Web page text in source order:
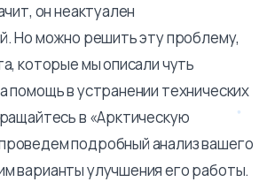
он неактуален
Но можно решить эту проблему,
которые мы описали чуть
помощь в устранении технических
в «Арктическую
подробный анализ вашего
варианты улучшения его работы.